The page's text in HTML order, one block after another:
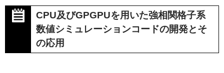
CPU及びGPGPUを用いた強相関格子系
数値シミュレーションコードの開発とそ
の応用